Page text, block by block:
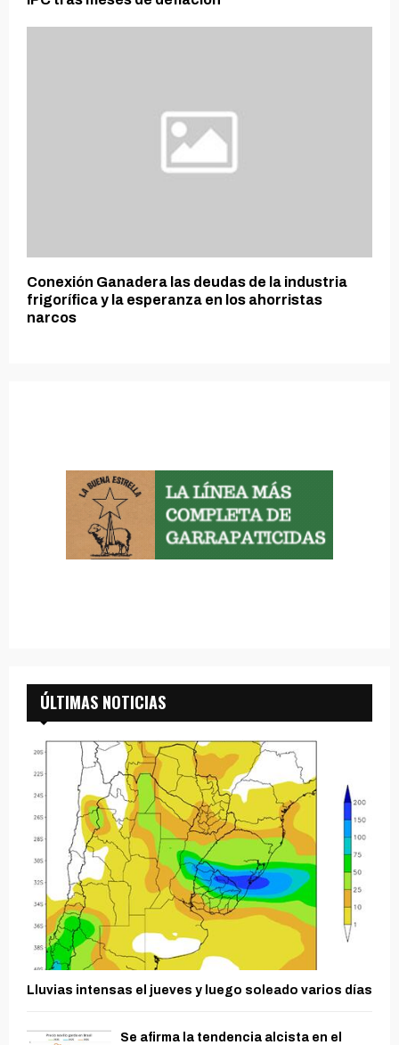
Conexión Ganadera las deudas de la industria
frigorífica y la esperanza en los ahorristas
narcos
ÚLTIMAS NOTICIAS
Lluvias intensas el jueves y luego soleado varios días
Se afirma la tendencia alcista en el